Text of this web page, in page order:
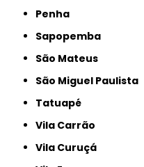
Penha
Sapopemba
São Mateus
São Miguel Paulista
Tatuapé
Vila Carrão
Vila Curuçá